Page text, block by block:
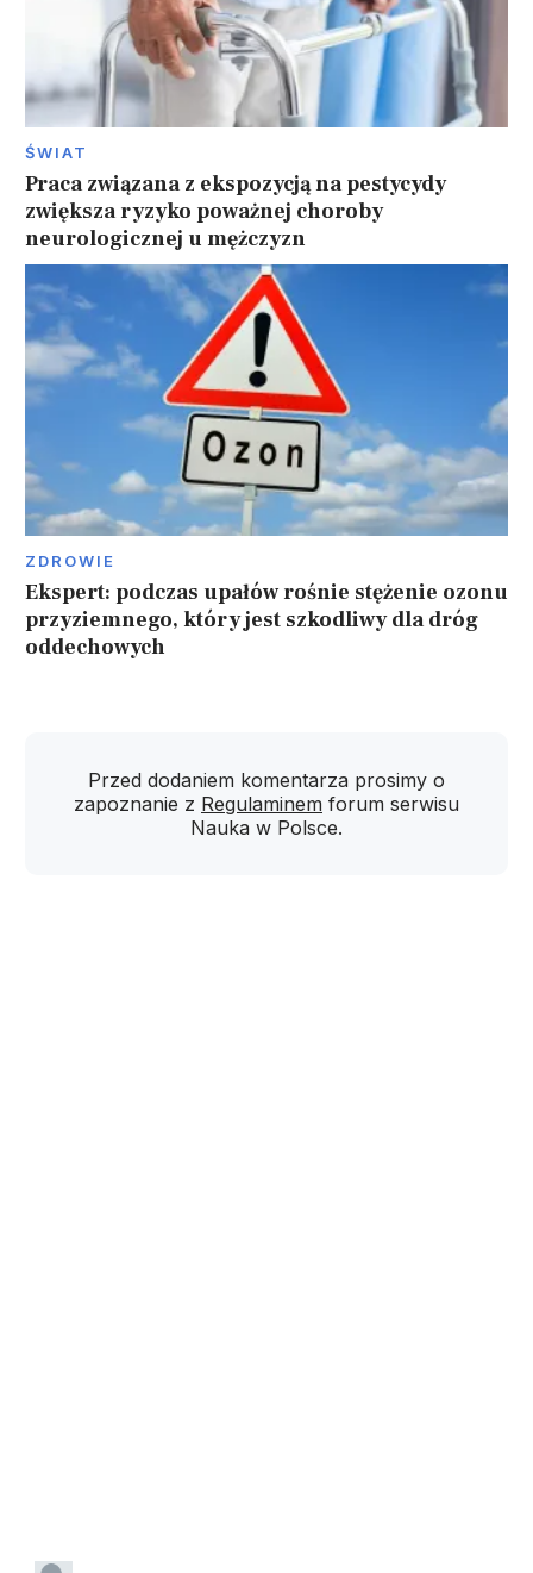
ŚWIAT
Praca związana z ekspozycją na pestycydy
zwiększa ryzyko poważnej choroby
neurologicznej u mężczyzn
ZDROWIE
Ekspert: podczas upałów rośnie stężenie ozonu
przyziemnego, który jest szkodliwy dla dróg
oddechowych
Przed dodaniem komentarza prosimy o
zapoznanie z Regulaminem forum serwisu
Nauka w Polsce.